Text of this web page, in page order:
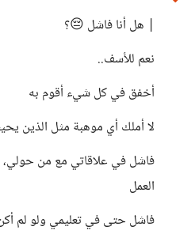
| هل أنا فاشل 😔؟
نعم للأسف..
أخفق في كل شيء أقوم به
لا أملك أي موهبة مثل الذين
فاشل في علاقاتي مع من
العمل
فاشل حتى في تعليمي ولو لم